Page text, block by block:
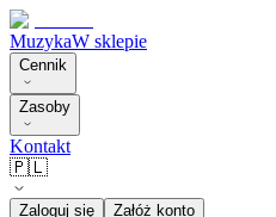
MuzykaW sklepie
Cennik
Zasoby
Kontakt
🇵🇱
Zaloguj się Załóż konto